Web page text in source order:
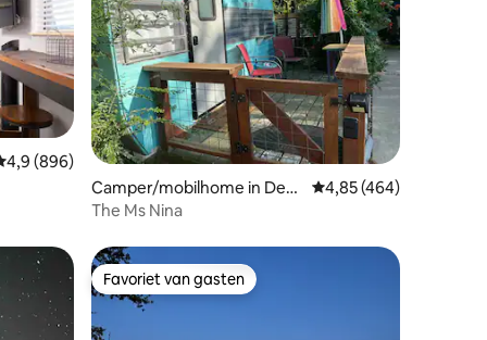
beoordeling van 4,9 op 5, 896 recensies
4,9 (896)
Camper/mobilhome in Dent
on
Gemiddelde
4,85 (464)
The Ms Nina
Favoriet van gasten
Favoriet van gasten